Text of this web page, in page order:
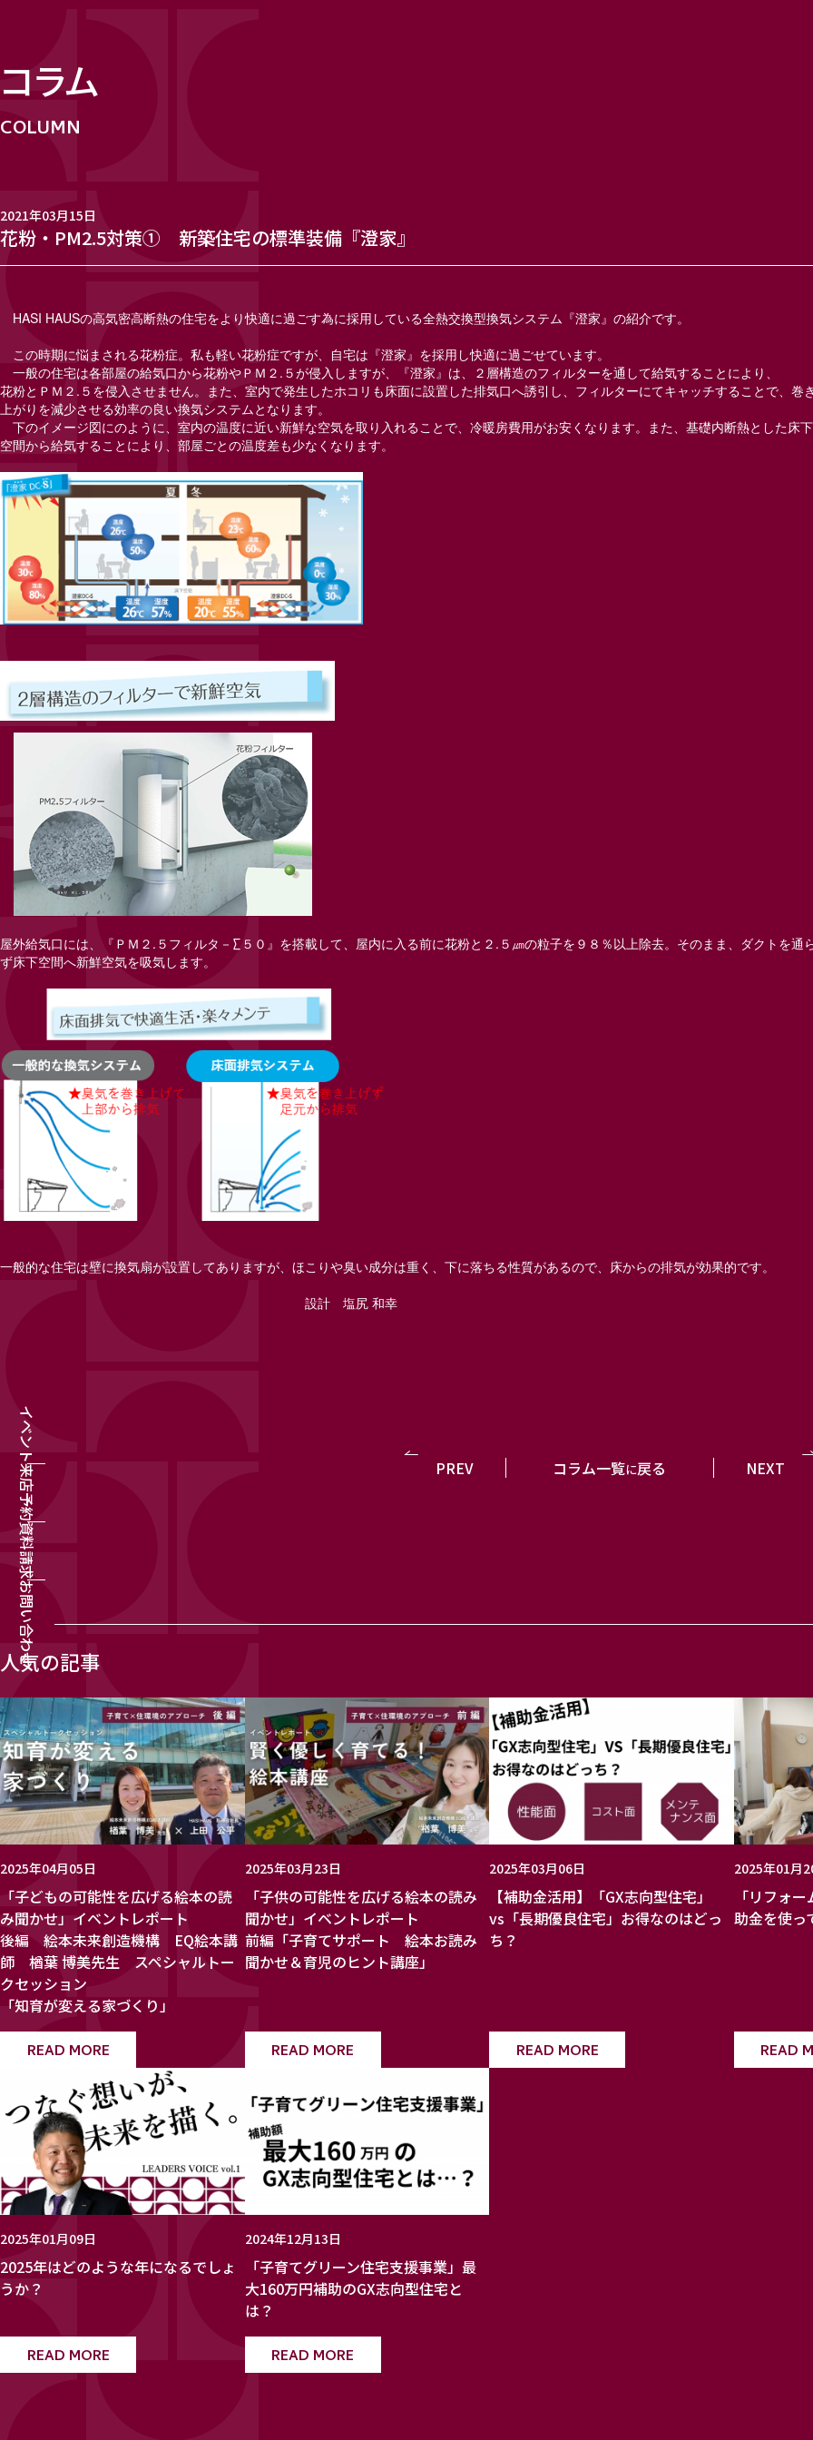
イベント
来店予約
資料請求
お問い合わせ
コラム
花粉・PM2.5対策① 新築住宅の標準装備『澄家』
2021年03月15日
HASI HAUSの高気密高断熱の住宅をより快適に過ごす為に採用している全熱交換型換気システム『澄家』の紹介です。
この時期に悩まされる花粉症。私も軽い花粉症ですが、自宅は『澄家』を採用し快適に過ごせています。
一般の住宅は各部屋の給気口から花粉やＰＭ２.５が侵入しますが、『澄家』は、２層構造のフィルターを通して給気することにより、
花粉とＰＭ２.５を侵入させません。また、室内で発生したホコリも床面に設置した排気口へ誘引し、フィルターにてキャッチすることで、巻
上がりを減少させる効率の良い換気システムとなります。
下のイメージ図にのように、室内の温度に近い新鮮な空気を取り入れることで、冷暖房費用がお安くなります。また、基礎内断熱とした床下
空間から給気することにより、部屋ごとの温度差も少なくなります。
屋外給気口には、『ＰＭ２.５フィルタ－∑５０』を搭載して、屋内に入る前に花粉と２.５㎛の粒子を９８％以上除去。そのまま、ダクトを通
ず床下空間へ新鮮空気を吸気します。
一般的な住宅は壁に換気扇が設置してありますが、ほこりや臭い成分は重く、下に落ちる性質があるので、床からの排気が効果的です。
設計 塩尻 和幸
PREV コラム一覧に戻る NEXT
人気の記事
2025年04月05日
「子どもの可能性を広げる絵本の読
み聞かせ」イベントレポート
後編 絵本未来創造機構 EQ絵本講
師 楢葉 博美先生 スペシャルトー
クセッション
「知育が変える家づくり」
READ MORE
2025年03月23日
「子供の可能性を広げる絵本の読み
聞かせ」イベントレポート
前編「子育てサポート 絵本お読み
聞かせ＆育児のヒント講座」
READ MORE
2025年03月06日
【補助金活用】「GX志向型住宅」
vs「長期優良住宅」お得なのはどっ
ち？
READ MORE
2025年01月
「リフォ
助金を使っ
READ
2025年01月09日
2025年はどのような年になるでしょ
うか？
READ MORE
2024年12月13日
「子育てグリーン住宅支援事業」最
大160万円補助のGX志向型住宅と
は？
READ MORE